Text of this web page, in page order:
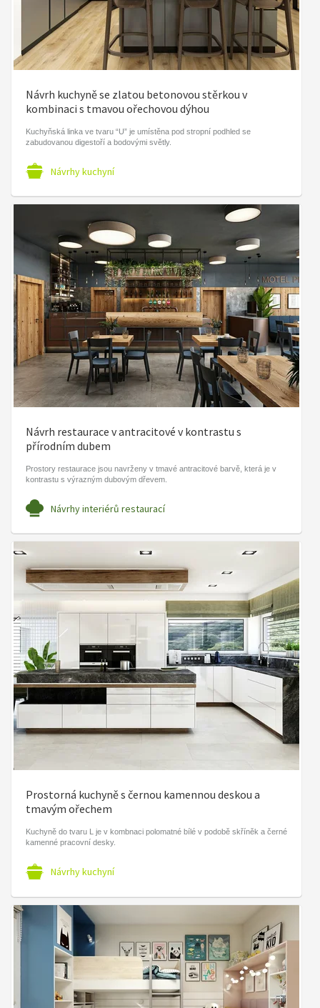
Návrh kuchyně se zlatou betonovou stěrkou v
kombinaci s tmavou ořechovou dýhou
Kuchyňská linka ve tvaru “U” je umístěna pod stropní podhled se
zabudovanou digestoří a bodovými světly.
Návrhy kuchyní
Návrh restaurace v antracitové v kontrastu s
přírodním dubem
Prostory restaurace jsou navrženy v tmavé antracitové barvě, která je v
kontrastu s výrazným dubovým dřevem.
Návrhy interiérů restaurací
Prostorná kuchyně s černou kamennou deskou a
tmavým ořechem
Kuchyně do tvaru L je v kombnaci polomatné bílé v podobě skříněk a černé
kamenné pracovní desky.
Návrhy kuchyní